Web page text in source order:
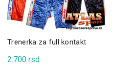
Trenerka za full kontakt
2.700 rsd